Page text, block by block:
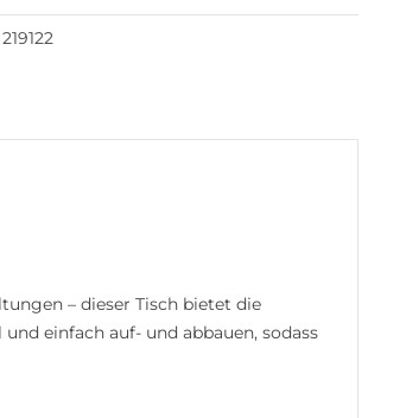
219122
– dieser Tisch bietet die
einfach auf- und abbauen, sodass